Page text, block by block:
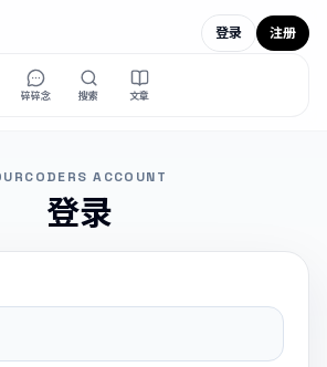
碎碎念 搜索 文章
登录 注册
ACCOUNT
登录